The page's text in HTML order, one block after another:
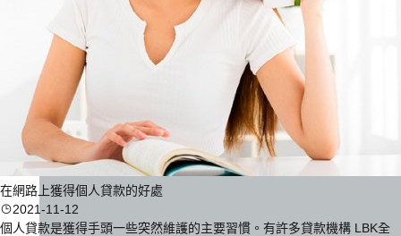
在網路上獲得個人貸款的好處
2021-11-12
個人貸款是獲得手頭一些突然維護的主要習慣。有許多貸款機構 LBK全